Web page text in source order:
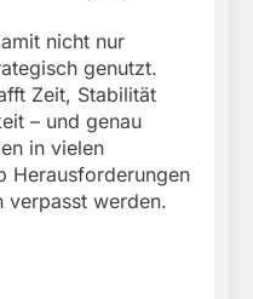
nicht nur
genutzt.
Zeit, Stabilität
– und genau
in vielen
Herausforderungen
verpasst werden.